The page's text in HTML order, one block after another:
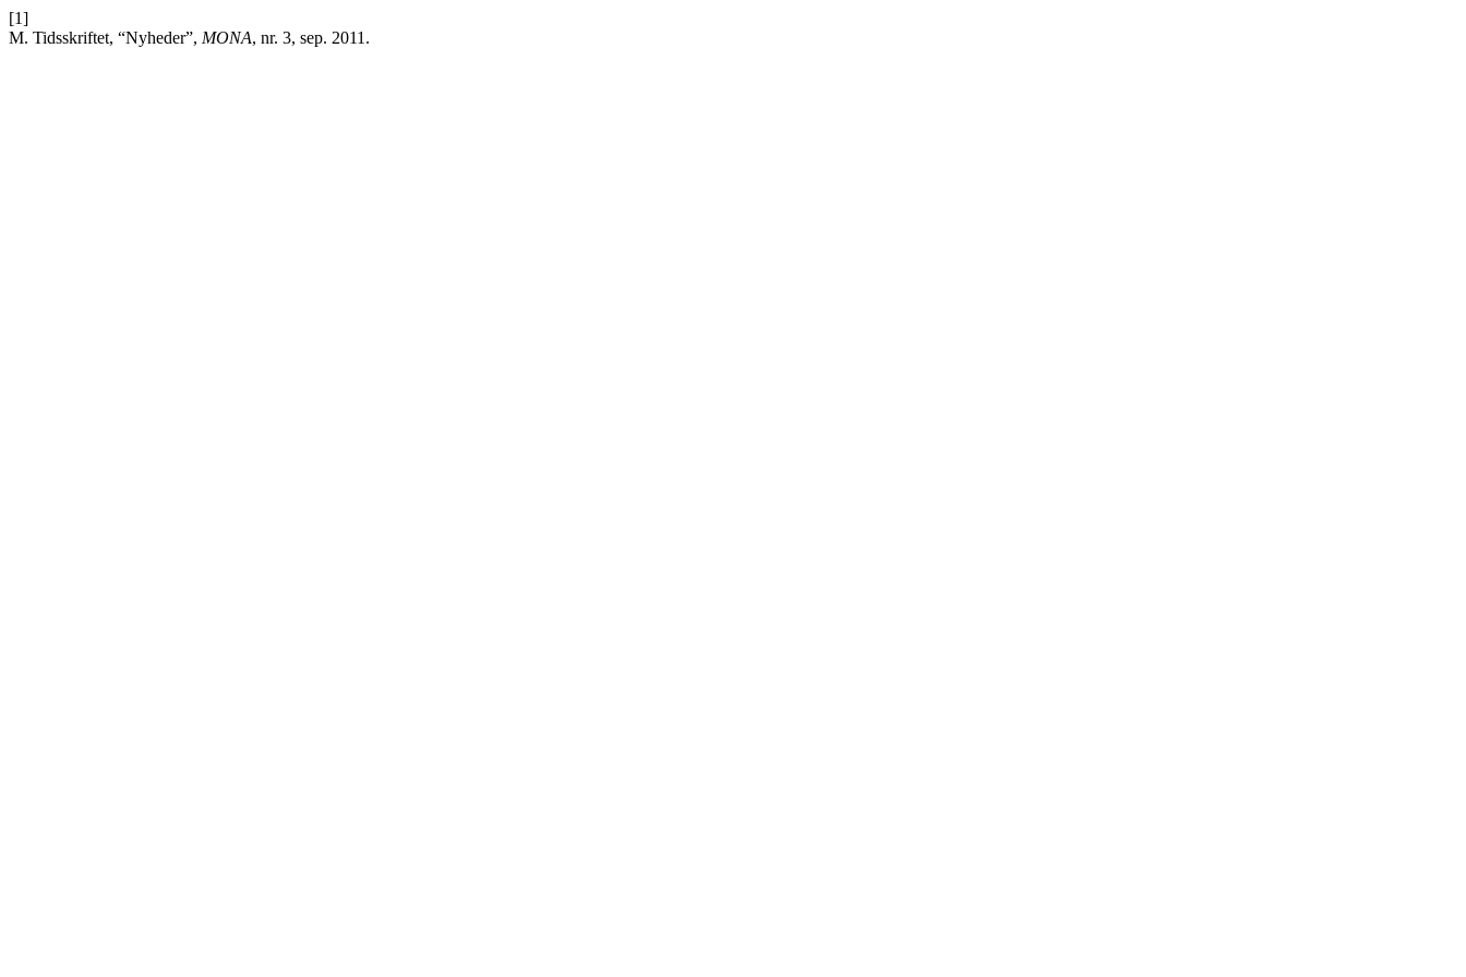
[1]
M. Tidsskriftet, “Nyheder”, MONA, nr. 3, sep. 2011.